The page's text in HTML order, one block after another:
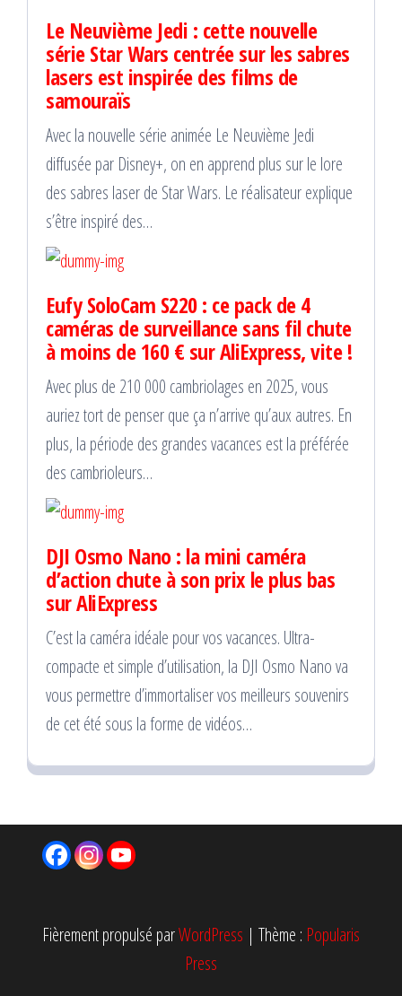
Le Neuvième Jedi : cette nouvelle
série Star Wars centrée sur les sabres
lasers est inspirée des films de
samouraïs
Avec la nouvelle série animée Le Neuvième Jedi
diffusée par Disney+, on en apprend plus sur le lore
des sabres laser de Star Wars. Le réalisateur explique
s’être inspiré des…
Eufy SoloCam S220 : ce pack de 4
caméras de surveillance sans fil chute
à moins de 160 € sur AliExpress, vite !
Avec plus de 210 000 cambriolages en 2025, vous
auriez tort de penser que ça n’arrive qu’aux autres. En
plus, la période des grandes vacances est la préférée
des cambrioleurs…
DJI Osmo Nano : la mini caméra
d’action chute à son prix le plus bas
sur AliExpress
C’est la caméra idéale pour vos vacances. Ultra-
compacte et simple d’utilisation, la DJI Osmo Nano va
vous permettre d’immortaliser vos meilleurs souvenirs
de cet été sous la forme de vidéos…
Fièrement propulsé parWordPress | Thème : Popularis
Press